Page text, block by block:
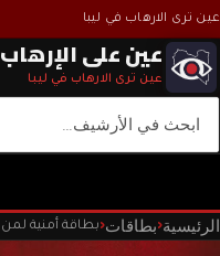
عين ترى الارهاب في ليبا
عين على الإرهاب
عين ترى الارهاب في ليبا
الرئيسية‹بطاقات‹